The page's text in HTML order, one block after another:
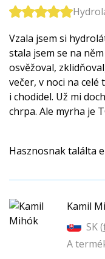
Vzala jsem si
stala jsem se na
osvěžoval,
večer, v noci na celé
i chodidel. Už mi
chrpa. Ale myrha je
Hasznosnak találta
Kamil
SK (
A